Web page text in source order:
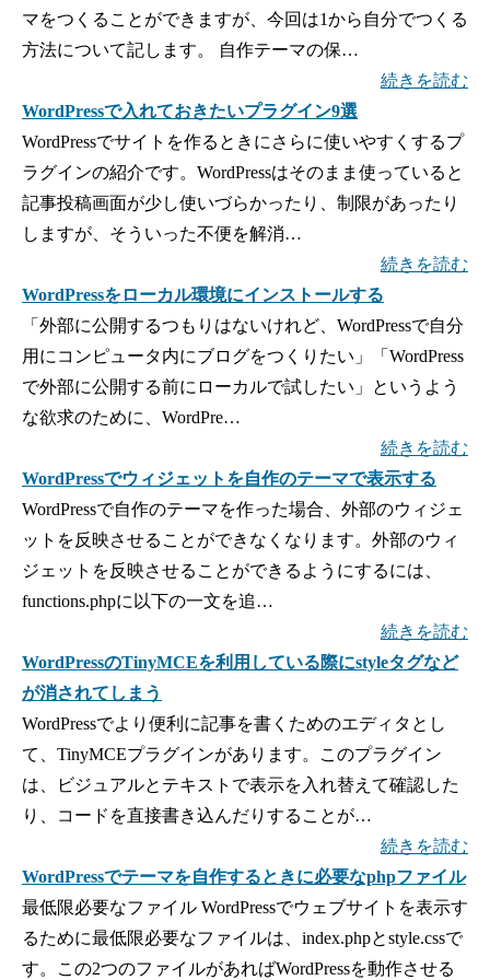
マをつくることができますが、今回は1から自分でつくる
方法について記します。 自作テーマの保…
続きを読む
WordPressで入れておきたいプラグイン9選
WordPressでサイトを作るときにさらに使いやすくするプ
ラグインの紹介です。WordPressはそのまま使っていると
記事投稿画面が少し使いづらかったり、制限があったり
しますが、そういった不便を解消…
続きを読む
WordPressをローカル環境にインストールする
「外部に公開するつもりはないけれど、WordPressで自分
用にコンピュータ内にブログをつくりたい」「WordPress
で外部に公開する前にローカルで試したい」というよう
な欲求のために、WordPre…
続きを読む
WordPressでウィジェットを自作のテーマで表示する
WordPressで自作のテーマを作った場合、外部のウィジェ
ットを反映させることができなくなります。外部のウィ
ジェットを反映させることができるようにするには、
functions.phpに以下の一文を追…
続きを読む
WordPressのTinyMCEを利用している際にstyleタグなど
が消されてしまう
WordPressでより便利に記事を書くためのエディタとし
て、TinyMCEプラグインがあります。このプラグイン
は、ビジュアルとテキストで表示を入れ替えて確認した
り、コードを直接書き込んだりすることが…
続きを読む
WordPressでテーマを自作するときに必要なphpファイル
最低限必要なファイル WordPressでウェブサイトを表示す
るために最低限必要なファイルは、index.phpとstyle.cssで
す。この2つのファイルがあればWordPressを動作させる